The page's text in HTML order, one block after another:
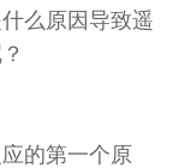
么原因导致遥
的第一个原